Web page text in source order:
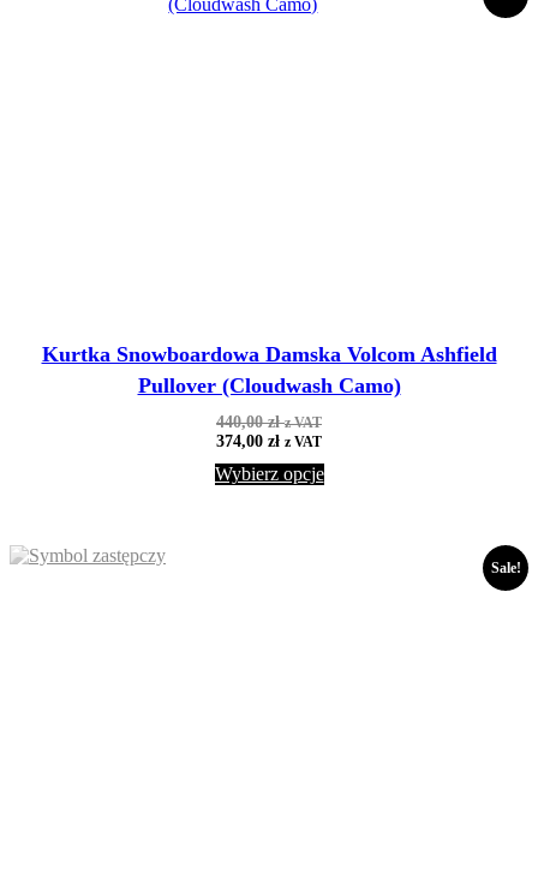
Kurtka Snowboardowa Damska Volcom Ashfield
Pullover (Cloudwash Camo)
440,00zł z VAT
374,00 zł z VAT
Wybierz opcje
Sale!